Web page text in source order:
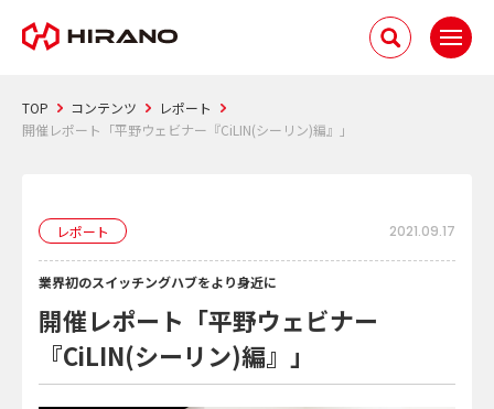
TOP コンテンツ
レポート
開催レポート「平野ウェビナー『CiLIN(シーリン)編』」
レポート 2021.09.17
業界初のスイッチングハブをより身近に
開催レポート「平野ウェビナー
『CiLIN(シーリン)編』」